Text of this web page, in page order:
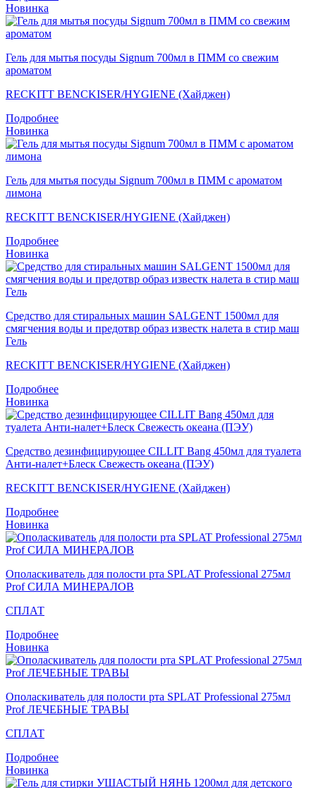
Новинка
Гель для мытья посуды Signum 700мл в ПММ со свежим
ароматом
RECKITT BENCKISER/HYGIENE (Хайджен)
Подробнее
Новинка
Гель для мытья посуды Signum 700мл в ПММ с ароматом
лимона
RECKITT BENCKISER/HYGIENE (Хайджен)
Подробнее
Новинка
Средство для стиральных машин SALGENT 1500мл для
смягчения воды и предотвр образ известк налета в стир маш
Гель
RECKITT BENCKISER/HYGIENE (Хайджен)
Подробнее
Новинка
Средство дезинфицирующее CILLIT Bang 450мл для туалета
Анти-налет+Блеск Свежесть океана (ПЭУ)
RECKITT BENCKISER/HYGIENE (Хайджен)
Подробнее
Новинка
Ополаскиватель для полости рта SPLAT Professional 275мл
Prof СИЛА МИНЕРАЛОВ
СПЛАТ
Подробнее
Новинка
Ополаскиватель для полости рта SPLAT Professional 275мл
Prof ЛЕЧЕБНЫЕ ТРАВЫ
СПЛАТ
Подробнее
Новинка